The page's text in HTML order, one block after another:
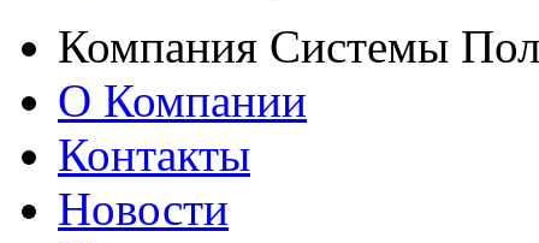
Компания Системы
О Компании
Контакты
Новости